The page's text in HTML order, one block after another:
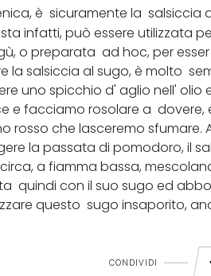
è sicuramente la salsiccia
infatti, può essere utilizzata
o preparata ad hoc, per esser
salsiccia al sugo, è molto
uno spicchio d' aglio nell' olio
e facciamo rosolare a dovere,
rosso che lasceremo sfumare.
la passata di pomodoro, il
a fiamma bassa,
quindi con il suo sugo ed
questo sugo insaporito,
CONDIVIDI